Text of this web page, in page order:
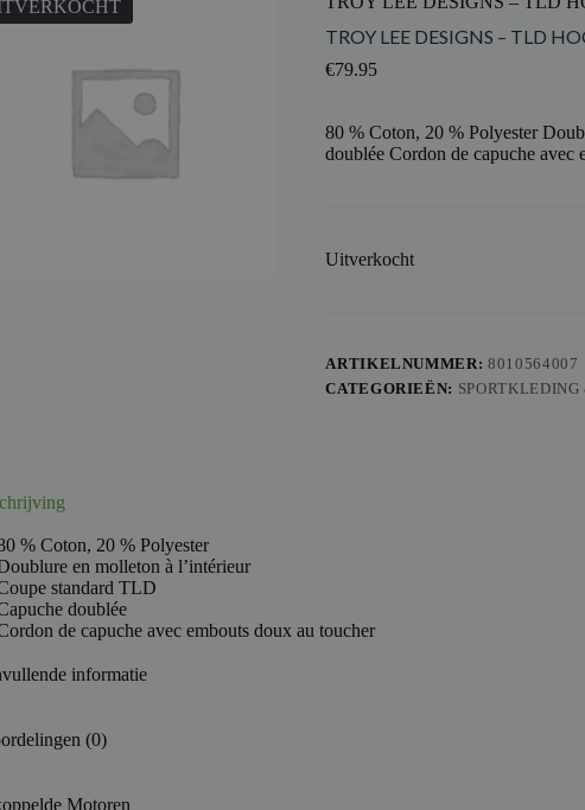
TROY LEE DESIGNS – TLD
€79.95
80 % Coton, 20 % Polyester
doublée Cordon de capuche avec
Uitverkocht
ARTIKELNUMMER:8010564007
CATEGORIEËN:
% Coton, 20 % Polyester
en molleton à l’intérieur
standard TLD
doublée
de capuche avec embouts doux au toucher
informatie
(0)
Motoren